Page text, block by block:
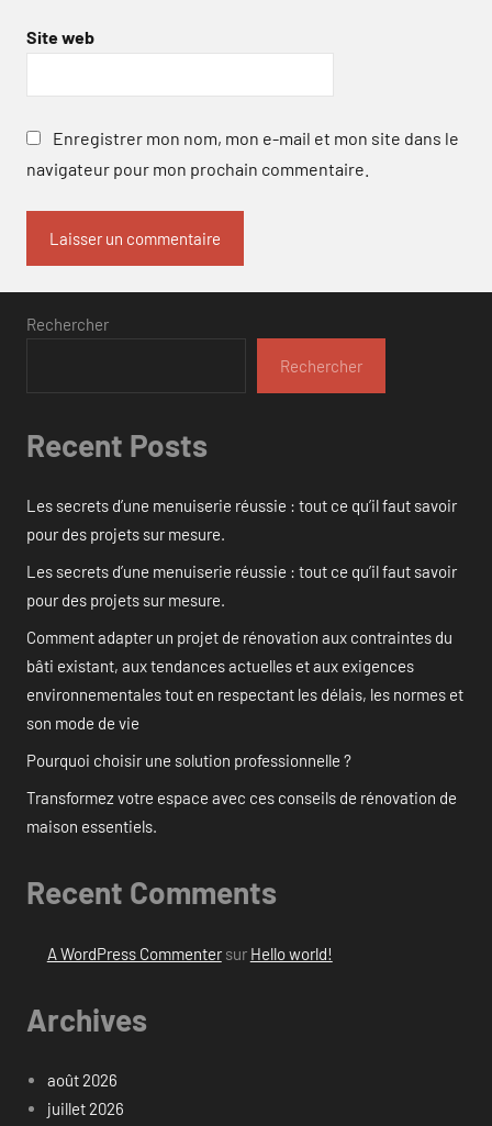
Site web
Enregistrer mon nom, mon e-mail et mon site dans le
navigateur pour mon prochain commentaire.
Rechercher
Rechercher
Recent Posts
Les secrets d’une menuiserie réussie : tout ce qu’il faut savoir
pour des projets sur mesure.
Les secrets d’une menuiserie réussie : tout ce qu’il faut savoir
pour des projets sur mesure.
Comment adapter un projet de rénovation aux contraintes du
bâti existant, aux tendances actuelles et aux exigences
environnementales tout en respectant les délais, les normes et
son mode de vie
Pourquoi choisir une solution professionnelle ?
Transformez votre espace avec ces conseils de rénovation de
maison essentiels.
Recent Comments
A WordPress Commentersur Hello world!
Archives
août 2026
juillet 2026